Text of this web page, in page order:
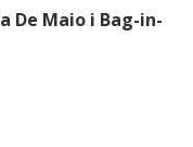
De Maio i Bag-in-